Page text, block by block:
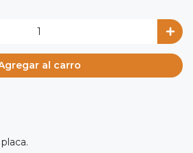
al carro